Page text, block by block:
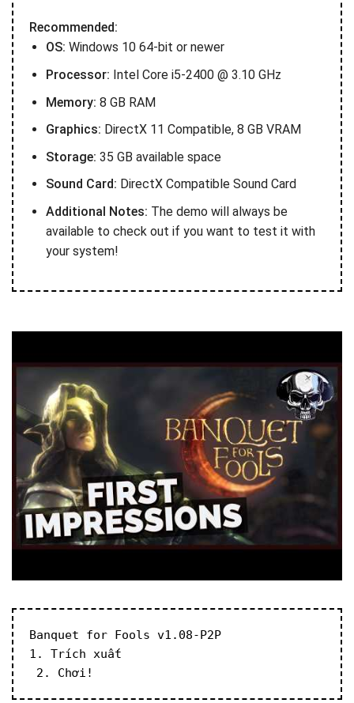
Recommended:
OS: Windows 10 64-bit or newer
Processor: Intel Core i5-2400 @ 3.10 GHz
Memory: 8 GB RAM
Graphics: DirectX 11 Compatible, 8 GB VRAM
Storage: 35 GB available space
Sound Card: DirectX Compatible Sound Card
Additional Notes: The demo will always be
available to check out if you want to test it with
your system!
Banquet for Fools v1.08-P2P
1. Trích xuất
2. Chơi!